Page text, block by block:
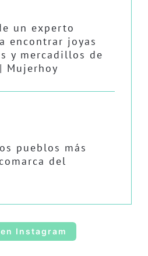
un experto
encontrar joyas
y mercadillos de
Mujerhoy
pueblos más
del
Instagram